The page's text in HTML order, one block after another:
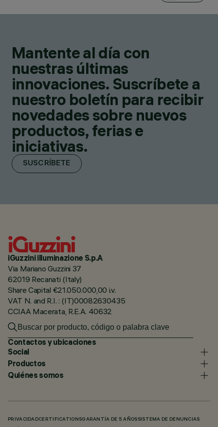
Mantente al día con
nuestras últimas
innovaciones. Suscríbete a
nuestro boletín para recibir
novedades sobre nuevos
productos, ferias e
iniciativas.
SUSCRÍBETE
iGuzzini illuminazione S.p.A
Via Mariano Guzzini 37
62019 Recanati (Italy)
Share Capital €21.050.000,00 i.v.
VAT N. and R.I. : (IT)00082630435
CCIAA Macerata, R.E.A. 40632
Contactos y ubicaciones
Social
Productos
Quiénes somos
PRIVACIDADCERTIFICATIONSGARANTÍA DE 5 AÑOS SISTEMA DE DENUNCIAS